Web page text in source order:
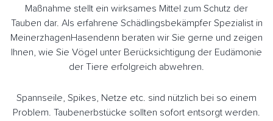
Maßnahme stellt ein wirksames Mittel zum Schutz der
Tauben dar. Als erfahrene Schädlingsbekämpfer Spezialist in
MeinerzhagenHasendenn beraten wir Sie gerne und zeigen
Ihnen, wie Sie Vögel unter Berücksichtigung der Eudämonie
der Tiere erfolgreich abwehren.
Spannseile, Spikes, Netze etc. sind nützlich bei so einem
Problem. Taubenerbstücke sollten sofort entsorgt werden.